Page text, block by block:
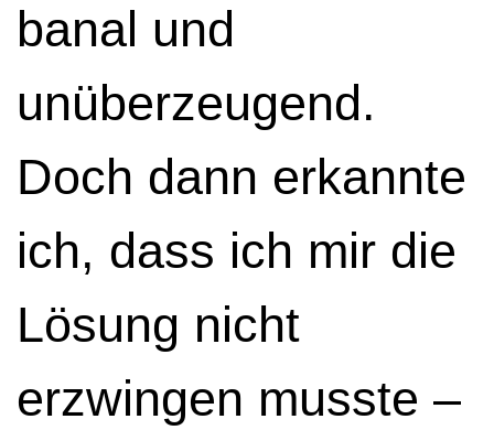
banal und
unüberzeugend.
Doch dann erkannte
ich, dass ich mir die
Lösung nicht
erzwingen musste –